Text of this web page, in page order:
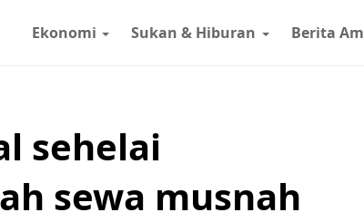
Ekonomi Sukan & Hiburan Berita Am
sehelai
sewa musnah